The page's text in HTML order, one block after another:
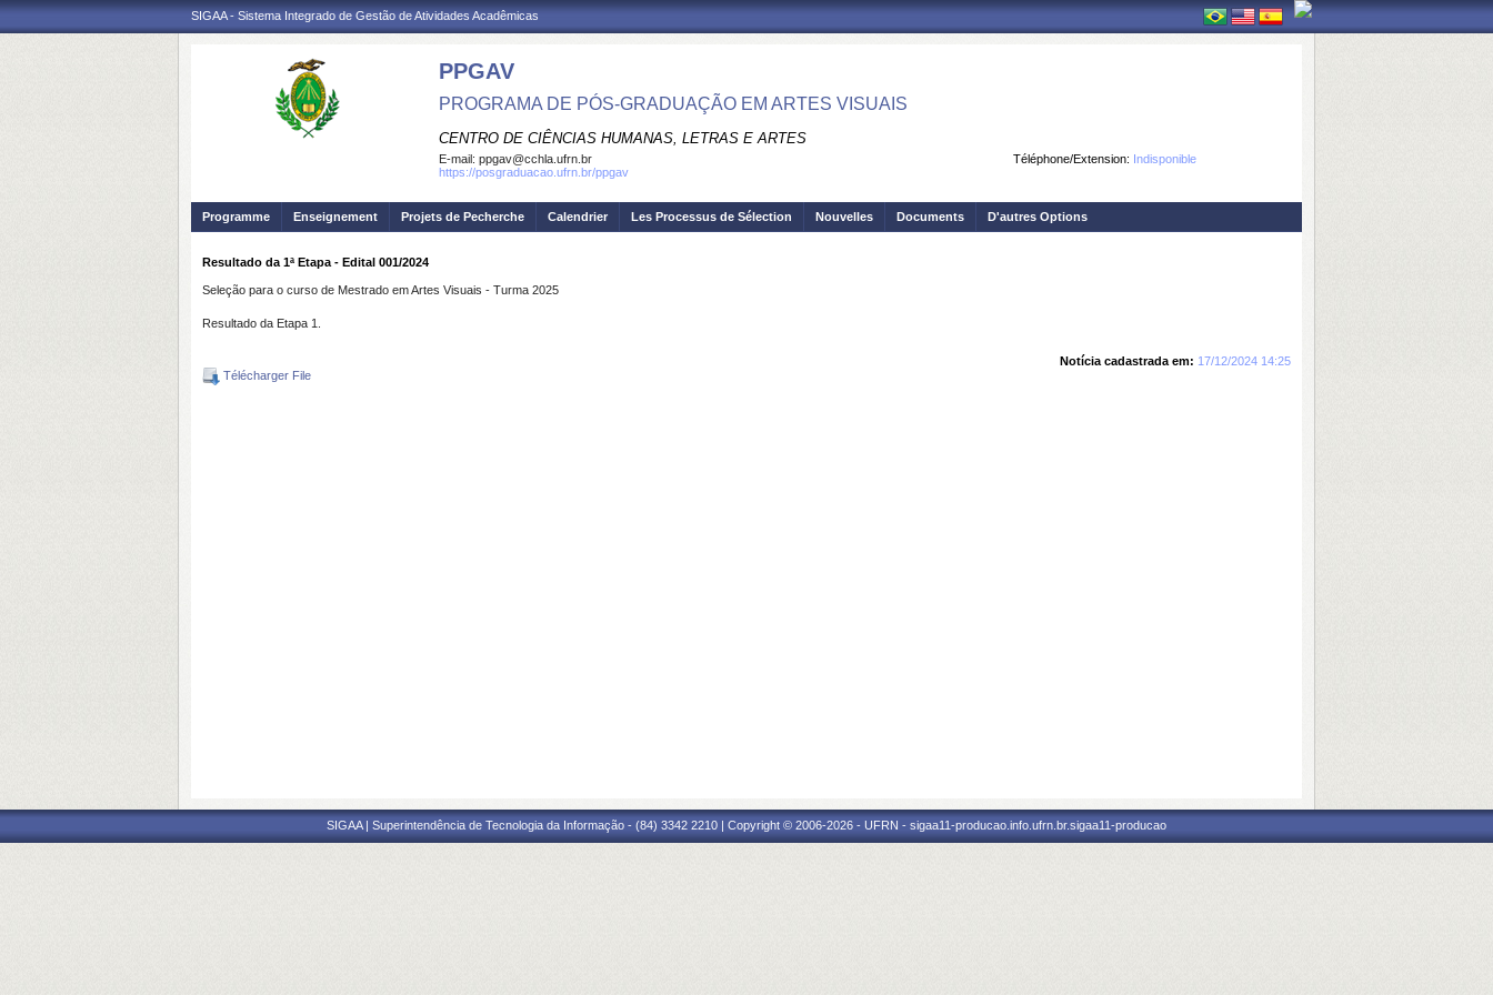
SIGAA - Sistema Integrado de Gestão de Atividades Acadêmicas
PPGAV
PROGRAMA DE PÓS-GRADUAÇÃO EM ARTES VISUAIS
CENTRO DE CIÊNCIAS HUMANAS, LETRAS E ARTES
Téléphone/Extension: Indisponible
E-mail: ppgav@cchla.ufrn.br
https://posgraduacao.ufrn.br/ppgav
Programme Enseignement Projets de Pecherche Calendrier Les Processus de Sélection Nouvelles Documents D'autres Options
Resultado da 1ª Etapa - Edital 001/2024
Seleção para o curso de Mestrado em Artes Visuais - Turma 2025
Resultado da Etapa 1.
Notícia cadastrada em: 17/12/2024 14:25
Télécharger File
SIGAA | Superintendência de Tecnologia da Informação - (84) 3342 2210 | Copyright © 2006-2026 - UFRN - sigaa11-producao.info.ufrn.br.sigaa11-producao